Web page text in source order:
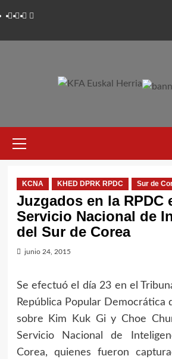
Twitter
YouTube
Telegram
Facebook
primario
KCNA KHED DPRK RPDC Sur de
Juzgados en la RPDC
Servicio Nacional de
del Sur de Corea
junio 24, 2015
Se efectuó el día 23 en el
República Popular Democrática
sobre Kim Kuk Gi y Choe
Servicio Nacional de
Corea, quienes fueron